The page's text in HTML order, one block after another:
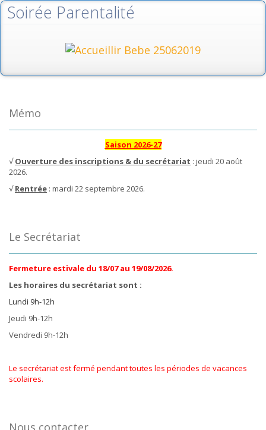
Soirée Parentalité
Mémo
Saison 2026-27
√Ouverture des inscriptions & du secrétariat : jeudi 20 août
2026.
√Rentrée : mardi 22 septembre 2026.
Le Secrétariat
Fermeture estivale du 18/07 au 19/08/2026.
Les horaires du secrétariat sont :
Lundi 9h-12h
Jeudi 9h-12h
Vendredi 9h-12h
Le secrétariat est fermé pendant toutes les périodes de vacances
scolaires.